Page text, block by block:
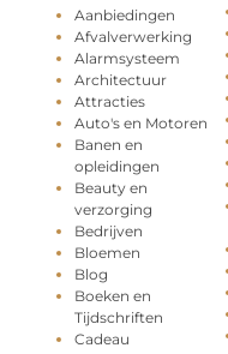
Aanbiedingen
Afvalverwerking
Alarmsysteem
Architectuur
Attracties
Auto's en Motoren
Banen en
opleidingen
Beauty en
verzorging
Bedrijven
Bloemen
Blog
Boeken en
Tijdschriften
Cadeau